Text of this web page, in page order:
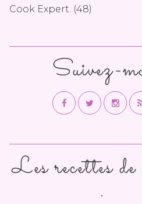
Cook Expert. (48)
Les recettes
.
Suivez-